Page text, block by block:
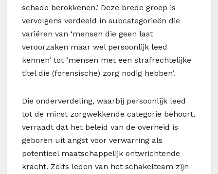
schade berokkenen.’ Deze brede groep is
vervolgens verdeeld in subcategorieën die
variëren van ‘mensen die geen last
veroorzaken maar wel persoonlijk leed
kennen’ tot ‘mensen met een strafrechtelijke
titel die (forensische) zorg nodig hebben’.
Die onderverdeling, waarbij persoonlijk leed
tot de minst zorgwekkende categorie behoort,
verraadt dat het beleid van de overheid is
geboren uit angst voor verwarring als
potentieel maatschappelijk ontwrichtende
kracht. Zelfs leden van het schakelteam zijn